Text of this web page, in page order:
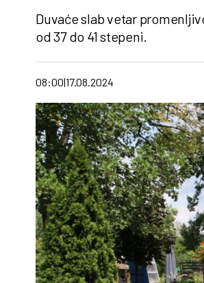
Duvaće slab vetar
od 37 do 41 stepeni.
08:00 17.08.2024